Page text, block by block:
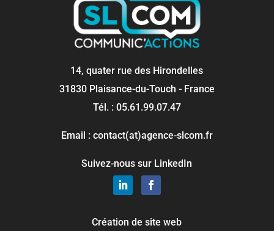
14, quater rue des Hirondelles
31830 Plaisance-du-Touch - France
Tél. : 05.61.99.07.47
Email : contact(at)agence-slcom.fr
Suivez-nous sur LinkedIn
Création de site web